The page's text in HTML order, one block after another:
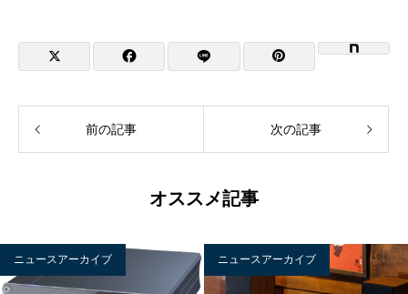
前の記事 次の記事
オススメ記事
ニュースアーカイブ ニュースアーカイブ